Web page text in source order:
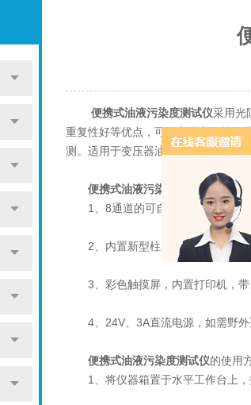
便携式油液污染度测试仪采用光
重复性好等优点，可在高温高压等及
测。适用于变压器油（即绝缘油）、
便携式油液污染度测试仪的特点：
1、8通道的可自定义通道的内部配
2、内置新型柱塞计量泵系统，流
3、彩色触摸屏，内置打印机，带
4、24V、3A直流电源，如需野外
便携式油液污染度测试仪的使用
1、将仪器箱置于水平工作台上，